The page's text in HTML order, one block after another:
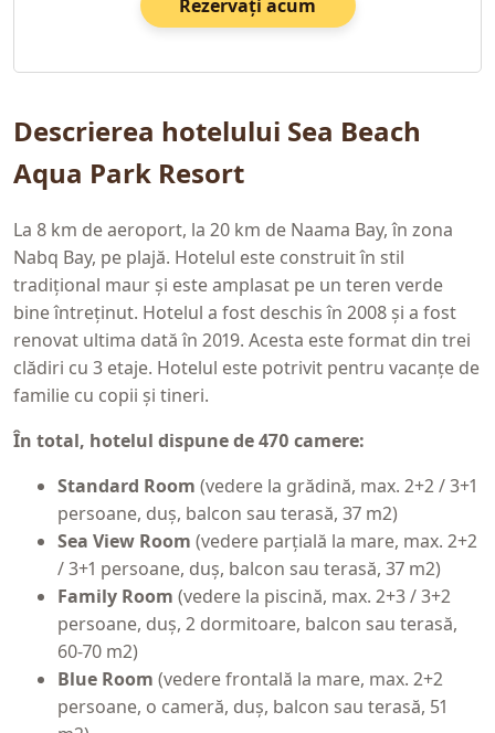
Rezervați acum
Descrierea hotelului Sea Beach
Aqua Park Resort
La 8 km de aeroport, la 20 km de Naama Bay, în zona
Nabq Bay, pe plajă. Hotelul este construit în stil
tradițional maur și este amplasat pe un teren verde
bine întreținut. Hotelul a fost deschis în 2008 și a fost
renovat ultima dată în 2019. Acesta este format din trei
clădiri cu 3 etaje. Hotelul este potrivit pentru vacanțe de
familie cu copii și tineri.
În total, hotelul dispune de 470 camere:
Standard Room (vedere la grădină, max. 2+2 / 3+1
persoane, duș, balcon sau terasă, 37 m2)
Sea View Room (vedere parțială la mare, max. 2+2
/ 3+1 persoane, duș, balcon sau terasă, 37 m2)
Family Room (vedere la piscină, max. 2+3 / 3+2
persoane, duș, 2 dormitoare, balcon sau terasă,
60-70 m2)
Blue Room (vedere frontală la mare, max. 2+2
persoane, o cameră, duș, balcon sau terasă, 51